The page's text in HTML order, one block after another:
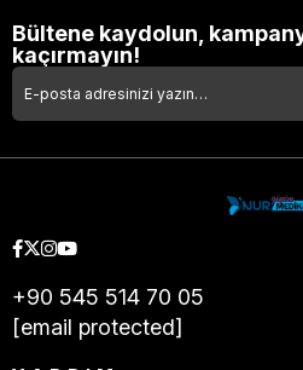
Bültene kaydolun,
kaçırmayın!
+90 545 514 70 05
[email protected]